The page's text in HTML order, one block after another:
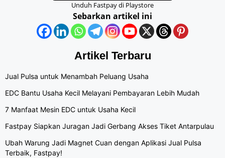
Unduh Fastpay di Playstore
Sebarkan artikel ini
Artikel Terbaru
Jual Pulsa untuk Menambah Peluang Usaha
EDC Bantu Usaha Kecil Melayani Pembayaran Lebih Mudah
7 Manfaat Mesin EDC untuk Usaha Kecil
Fastpay Siapkan Juragan Jadi Gerbang Akses Tiket Antarpulau
Ubah Warung Jadi Magnet Cuan dengan Aplikasi Jual Pulsa
Terbaik, Fastpay!